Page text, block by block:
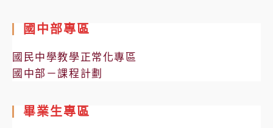
國中部專區
國民中學教學正常化專區
國中部－課程計劃
畢業生專區